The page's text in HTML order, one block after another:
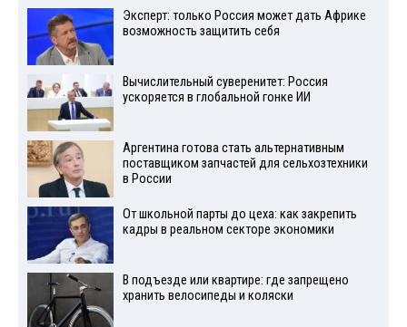
Эксперт: только Россия может дать Африке
возможность защитить себя
Вычислительный суверенитет: Россия
ускоряется в глобальной гонке ИИ
Аргентина готова стать альтернативным
поставщиком запчастей для сельхозтехники
в России
От школьной парты до цеха: как закрепить
кадры в реальном секторе экономики
В подъезде или квартире: где запрещено
хранить велосипеды и коляски